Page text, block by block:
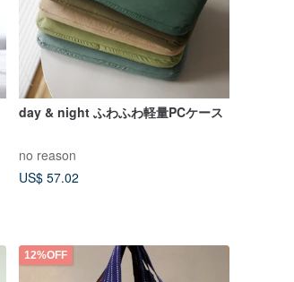
day & night ふわふわ軽量PCケース
no reason
US$ 57.02
12%OFF